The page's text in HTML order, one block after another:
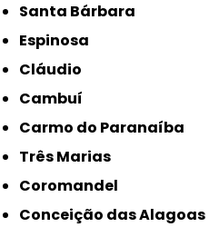
Santa Bárbara
Espinosa
Cláudio
Cambuí
Carmo do Paranaíba
Três Marias
Coromandel
Conceição das Alagoas